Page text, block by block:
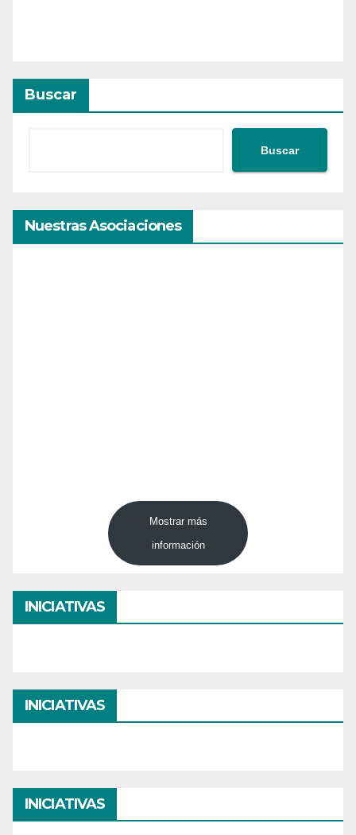
Buscar
Buscar
Nuestras Asociaciones
Mostrar más
información
INICIATIVAS
INICIATIVAS
INICIATIVAS